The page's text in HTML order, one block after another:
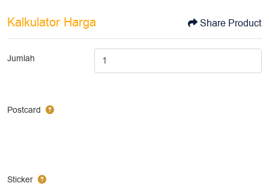
Kalkulator Harga Share Product
Jumlah
Postcard
Sticker